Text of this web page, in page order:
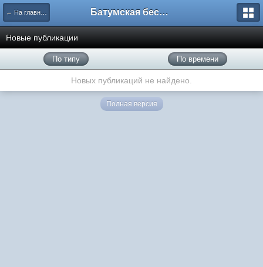
← На главную Батумская беседка
Новые публикации
По типу По времени
Новых публикаций не найдено.
Полная версия